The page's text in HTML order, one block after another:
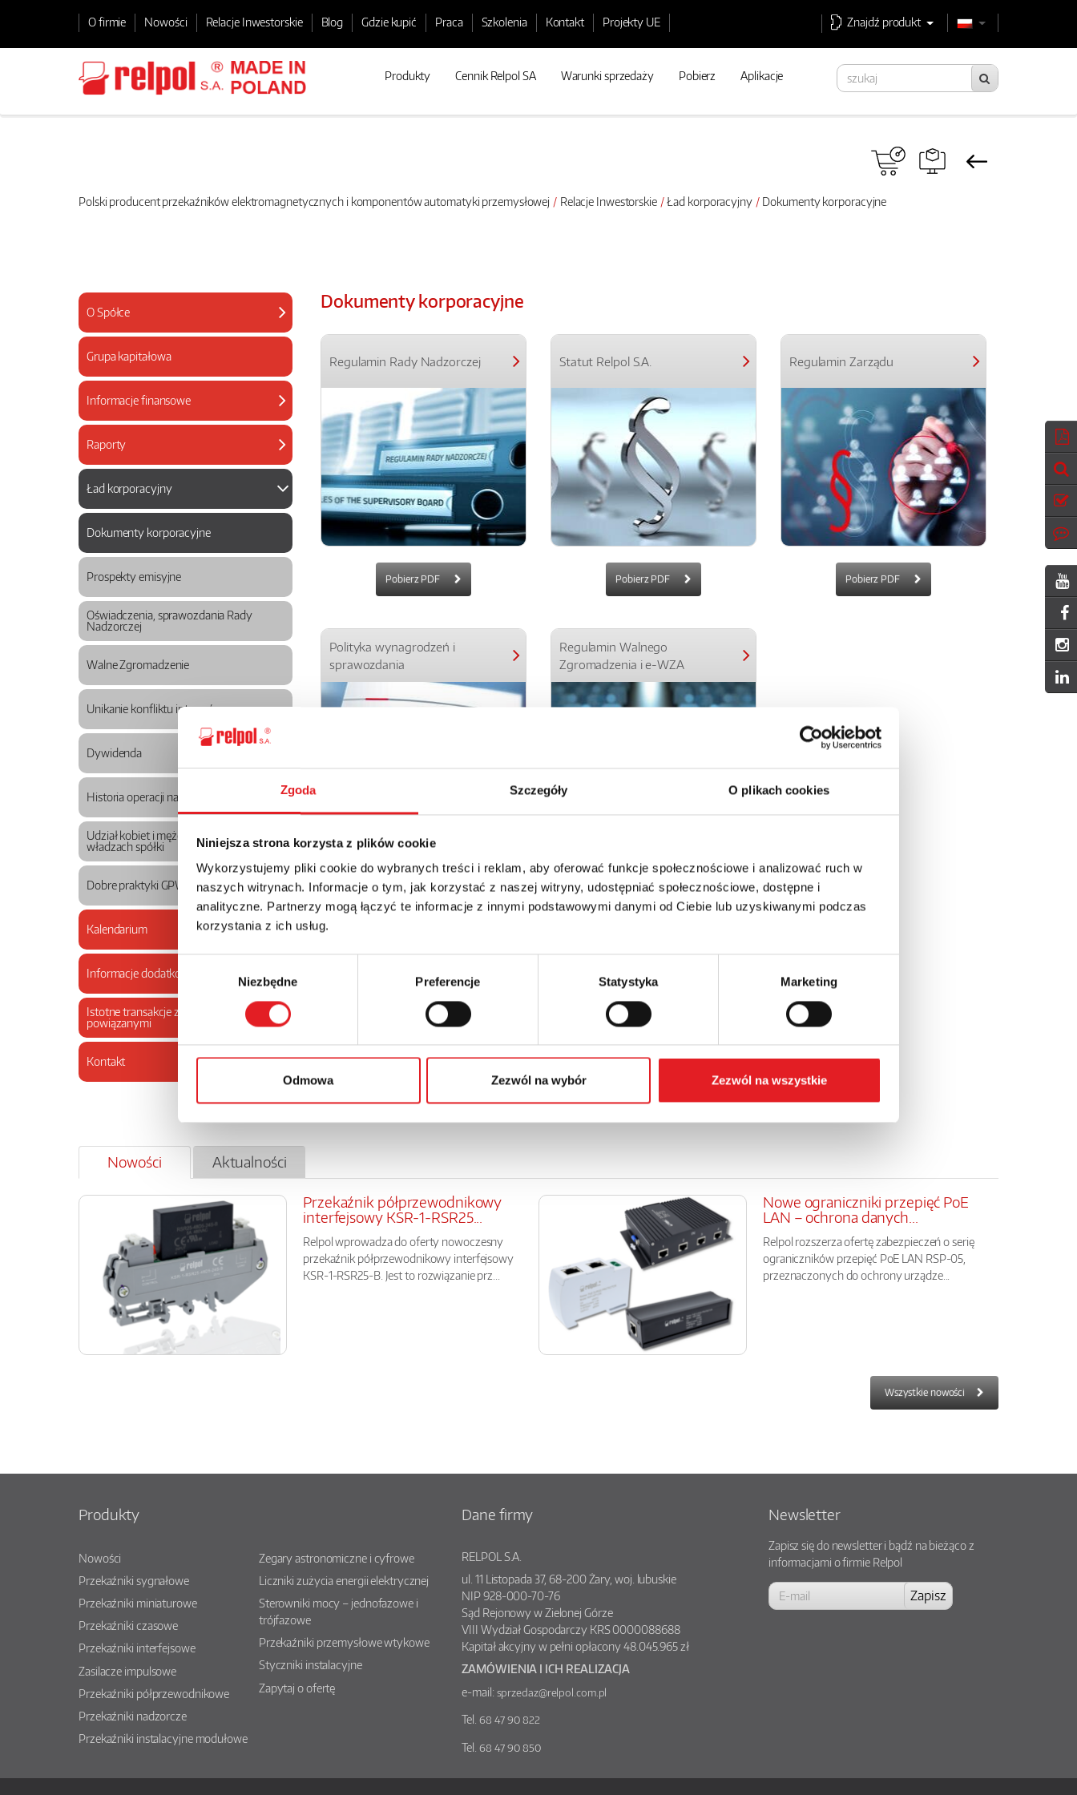
Zgoda Szczegóły O plikach cookies
Niniejsza strona korzysta z plików cookie
Wykorzystujemy pliki cookie do wybranych treści i reklam, aby oferować funkcje społecznościowe i analizować ruch w
naszych witrynach. Informacje o tym, jak korzystać z naszej witryny, udostępniać społecznościowe, dostępne i
analityczne. Partnerzy mogą łączyć te informacje z innymi podstawowymi danymi od Ciebie lub uzyskiwanymi podczas
korzystania z ich usług.
zgody
Niezbędne Preferencje Statystyka Marketing
Odmowa Zezwól na wybór Zezwól na wszystkie
O firmie Nowości Relacje Inwestorskie Blog Gdzie kupić Praca Szkolenia Kontakt Projekty UE Znajdź produkt
Produkty Cennik Relpol SA Warunki sprzedaży Pobierz Aplikacje
Polski producent przekaźników elektromagnetycznych i komponentów automatyki przemysłowej Relacje Inwestorskie Ład korporacyjny Dokumenty korporacyjne
O Spółce
Grupa kapitałowa
Informacje finansowe
Raporty
Ład korporacyjny
Dokumenty korporacyjne
Prospekty emisyjne
Oświadczenia, sprawozdania Rady
Nadzorczej
Walne Zgromadzenie
Unikanie konfliktu interesów
Dywidenda
Historia operacji na akcjach
Udział kobiet i mężczyzn we
władzach spółki
Dobre praktyki GPW
Kalendarium
Informacje dodatkowe
Istotne transakcje z podmiotami
powiązanymi
Kontakt
Dokumenty korporacyjne
Regulamin Rady Nadzorczej
Pobierz PDF
Statut Relpol S.A.
Pobierz PDF
Regulamin Zarządu
Pobierz PDF
Polityka wynagrodzeń i
sprawozdania
Regulamin Walnego
Zgromadzenia i e-WZA
Nowości Aktualności
Przekaźnik półprzewodnikowy
interfejsowy KSR-1-RSR25...
Relpol wprowadza do oferty nowoczesny
przekaźnik półprzewodnikowy interfejsowy
KSR-1-RSR25-B. Jest to rozwiązanie prz...
Nowe ograniczniki przepięć PoE
LAN – ochrona danych...
Relpol rozszerza ofertę zabezpieczeń o serię
ograniczników przepięć PoE LAN RSP-05,
przeznaczonych do ochrony urządze...
Wszystkie nowości
Produkty
Nowości
Przekaźniki sygnałowe
Przekaźniki miniaturowe
Przekaźniki czasowe
Przekaźniki interfejsowe
Zasilacze impulsowe
Przekaźniki półprzewodnikowe
Przekaźniki nadzorcze
Przekaźniki instalacyjne modułowe
Zegary astronomiczne i cyfrowe
Liczniki zużycia energii elektrycznej
Sterowniki mocy – jednofazowe i
trójfazowe
Przekaźniki przemysłowe wtykowe
Styczniki instalacyjne
Zapytaj o ofertę
Dane firmy
RELPOL S.A.
ul. 11 Listopada 37,68-200Żary, woj. lubuskie
NIP 928-000-70-76
Sąd Rejonowy w Zielonej Górze
VIII Wydział Gospodarczy KRS 0000088688
Kapitał akcyjny w pełni opłacony 48.045.965 zł
ZAMÓWIENIA I ICH REALIZACJA
e-mail: sprzedaz@relpol.com.pl
Tel. 68 47 90 822
Tel. 68 47 90 850
Newsletter
Zapisz się do newsletter i bądź na bieżąco z
informacjami o firmie Relpol